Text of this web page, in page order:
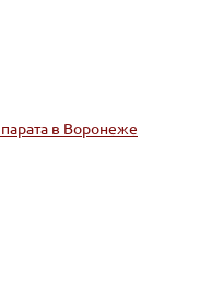
в Воронеже